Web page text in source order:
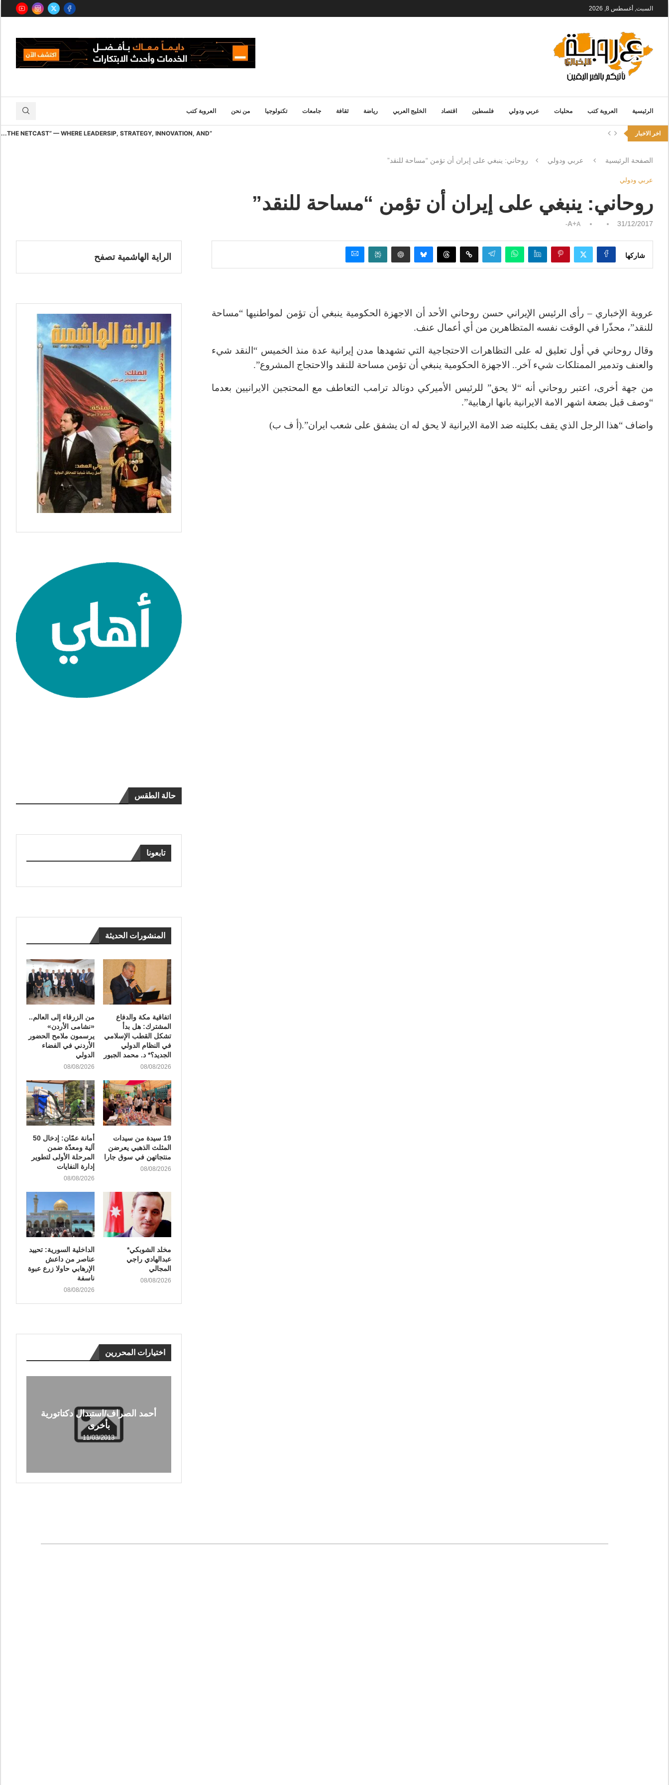
السبت, أغسطس 8, 2026
الرئيسية العروبة كتب محليات عربي ودولي فلسطين اقتصاد الخليج العربي رياضة ثقافة جامعات تكنولوجيا من نحن العروبة كتب
اخر الاخبار “THE NETCAST” — WHERE LEADERSIP, STRATEGY, INNOVATION, AND...
الصفحة الرئيسية عربي ودولي روحاني: ينبغي على إيران أن تؤمن “مساحة للنقد”
عربي ودولي
روحاني: ينبغي على إيران أن تؤمن “مساحة للنقد”
31/12/2017
A+A-
شاركها
عروبة الإخباري – رأى الرئيس الإيراني حسن روحاني الأحد أن الاجهزة الحكومية ينبغي أن تؤمن لمواطنيها “مساحة
للنقد”، محذّرا في الوقت نفسه المتظاهرين من أي أعمال عنف.
وقال روحاني في أول تعليق له على التظاهرات الاحتجاجية التي تشهدها مدن إيرانية عدة منذ الخميس “النقد شيء
والعنف وتدمير الممتلكات شيء آخر.. الاجهزة الحكومية ينبغي أن تؤمن مساحة للنقد والاحتجاج المشروع”.
من جهة أخرى، اعتبر روحاني أنه “لا يحق” للرئيس الأميركي دونالد ترامب التعاطف مع المحتجين الايرانيين بعدما
“وصف قبل بضعة اشهر الامة الايرانية بانها ارهابية”.
واضاف “هذا الرجل الذي يقف بكليته ضد الامة الايرانية لا يحق له ان يشفق على شعب ايران”.(أ ف ب)
الراية الهاشمية تصفح
حالة الطقس
تابعونا
المنشورات الحديثة
اتفاقية مكة والدفاع
المشترك: هل بدأ
تشكل القطب الإسلامي
في النظام الدولي
الجديد؟* د. محمد الجبور
08/08/2026
من الزرقاء إلى العالم..
«نشامى الأردن»
يرسمون ملامح الحضور
الأردني في الفضاء
الدولي
08/08/2026
19 سيدة من سيدات
المثلث الذهبي يعرضن
منتجاتهن في سوق جارا
08/08/2026
أمانة عمّان: إدخال 50
آلية ومعدّة ضمن
المرحلة الأولى لتطوير
إدارة النفايات
08/08/2026
مخلد الشوبكي*
عبدالهادي راجي
المجالي
08/08/2026
الداخلية السورية: تحييد
عناصر من داعش
الإرهابي حاولا زرع عبوة
ناسفة
08/08/2026
اختيارات المحررين
أحمد الصراف/استبدال دكتاتورية
بأخرى
11/03/2013